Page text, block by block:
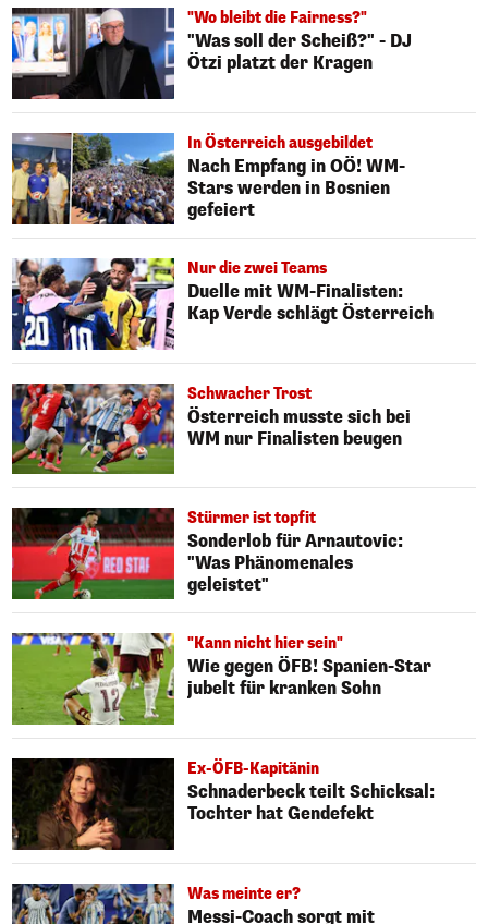
"Wo bleibt die Fairness?"
"Was soll der Scheiß?" - DJ
Ötzi platzt der Kragen
In Österreich ausgebildet
Nach Empfang in OÖ! WM-
Stars werden in Bosnien
gefeiert
Nur die zwei Teams
Duelle mit WM-Finalisten:
Kap Verde schlägt Österreich
Schwacher Trost
Österreich musste sich bei
WM nur Finalisten beugen
Stürmer ist topfit
Sonderlob für Arnautovic:
"Was Phänomenales
geleistet"
"Kann nicht hier sein"
Wie gegen ÖFB! Spanien-Star
jubelt für kranken Sohn
Ex-ÖFB-Kapitänin
Schnaderbeck teilt Schicksal:
Tochter hat Gendefekt
Was meinte er?
Messi-Coach sorgt mit